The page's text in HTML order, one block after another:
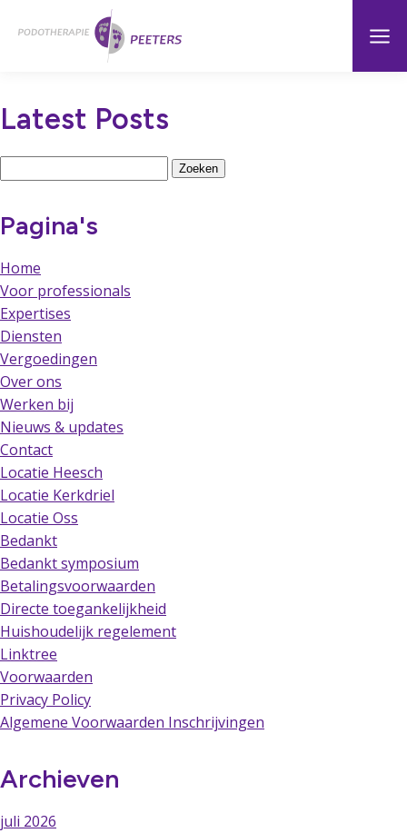
hoofdinhoud
Latest Posts
Pagina's
Home
Voor professionals
Expertises
Diensten
Vergoedingen
Over ons
Werken bij
Nieuws & updates
Contact
Locatie Heesch
Locatie Kerkdriel
Locatie Oss
Bedankt
Bedankt symposium
Betalingsvoorwaarden
Directe toegankelijkheid
Huishoudelijk regelement
Linktree
Voorwaarden
Privacy Policy
Algemene Voorwaarden Inschrijvingen
Archieven
juli 2026